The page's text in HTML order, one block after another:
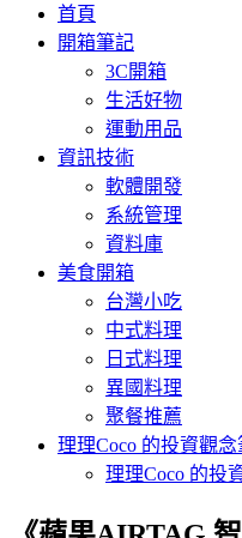
首頁
開箱筆記
3C開箱
生活好物
運動用品
資訊技術
軟體開發
系統管理
資料庫
美食開箱
台灣小吃
中式料理
日式料理
異國料理
聚餐推薦
理理Coco 的投資觀念
理理Coco 的投